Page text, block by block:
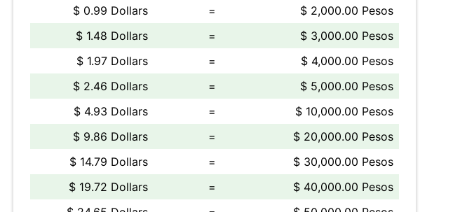
$ 0.99 Dollars
=
$ 2,000.00 Pesos
$ 1.48 Dollars
=
$ 3,000.00 Pesos
$ 1.97 Dollars
=
$ 4,000.00 Pesos
$ 2.46 Dollars
=
$ 5,000.00 Pesos
$ 4.93 Dollars
=
$ 10,000.00 Pesos
$ 9.86 Dollars
=
$ 20,000.00 Pesos
$ 14.79 Dollars
=
$ 30,000.00 Pesos
$ 19.72 Dollars
=
$ 40,000.00 Pesos